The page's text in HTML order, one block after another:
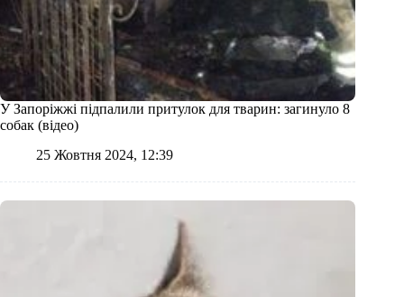
У Запоріжжі підпалили притулок для тварин: загинуло 8
собак (відео)
25 Жовтня 2024, 12:39